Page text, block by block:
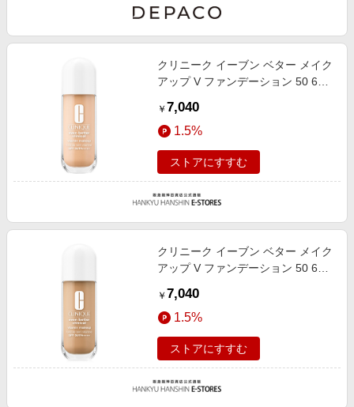
クリニーク イーブン ベター メイク
アップ V ファンデーション 50 63
￥ 7,040
1.5%
ストアにすすむ
クリニーク イーブン ベター メイク
アップ V ファンデーション 50 65
￥ 7,040
1.5%
ストアにすすむ